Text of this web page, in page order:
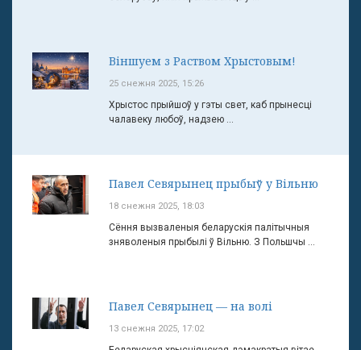
Віншуем з Раством Хрыстовым!
25 снежня 2025, 15:26
Хрыстос прыйшоў у гэты свет, каб прынесці
чалавеку любоў, надзею ...
Павел Севярынец прыбыў у Вільню
18 снежня 2025, 18:03
Сёння вызваленыя беларускія палітычныя
зняволеныя прыбылі ў Вільню. З Польшчы ...
Павел Севярынец — на волі
13 снежня 2025, 17:02